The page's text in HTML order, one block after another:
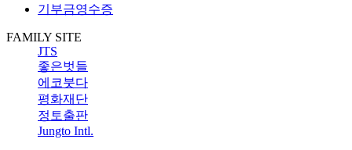
기부금영수증
FAMILY SITE
JTS
좋은벗들
에코붓다
평화재단
정토출판
Jungto Intl.